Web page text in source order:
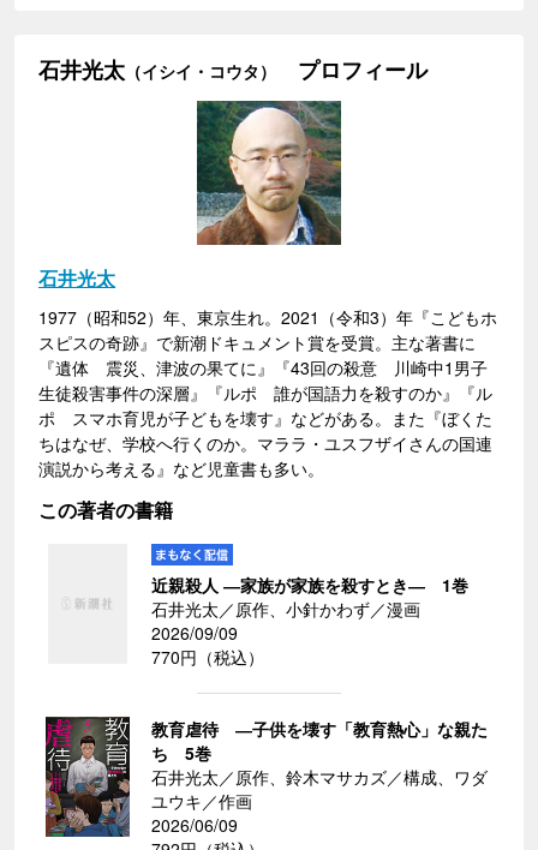
石井光太 （イシイ・コウタ） プロフィール
石井光太
1977（昭和52）年、東京生れ。2021（令和3）年『こどもホ
スピスの奇跡』で新潮ドキュメント賞を受賞。主な著書に
『遺体 震災、津波の果てに』『43回の殺意 川崎中1男子
生徒殺害事件の深層』『ルポ 誰が国語力を殺すのか』『ル
ポ スマホ育児が子どもを壊す』などがある。また『ぼくた
ちはなぜ、学校へ行くのか。マララ・ユスフザイさんの国連
演説から考える』など児童書も多い。
この著者の書籍
近親殺人 ―家族が家族を殺すとき― 1巻
石井光太／原作、小針かわず／漫画
2026/09/09
770円（税込）
教育虐待 ―子供を壊す「教育熱心」な親た
ち 5巻
石井光太／原作、鈴木マサカズ／構成、ワダ
ユウキ／作画
2026/06/09